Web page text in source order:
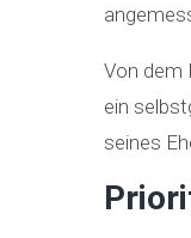
Von dem
ein
seines